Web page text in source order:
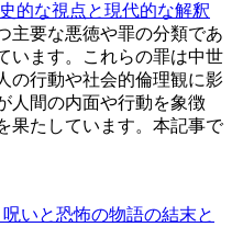
的な視点と現代的な解釈
主要な悪徳や罪の分類であ
います。これらの罪は中世
の行動や社会的倫理観に影
人間の内面や行動を象徴
果たしています。本記事で
いと恐怖の物語の結末と